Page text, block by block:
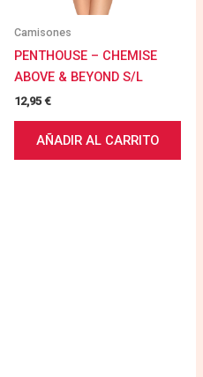
Camisones
PENTHOUSE – CHEMISE
ABOVE & BEYOND S/L
12,95€
AÑADIR AL CARRITO